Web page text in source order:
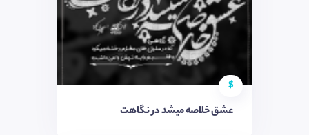
$
عشق خلاصه میشد در نگاهت